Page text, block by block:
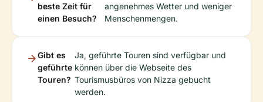
beste Zeit für
einen Besuch?
angenehmes Wetter und weniger
Menschenmengen.
Gibt es
geführte
Touren?
Ja, geführte Touren sind verfügbar und
können über die Webseite des
Tourismusbüros von Nizza gebucht
werden.